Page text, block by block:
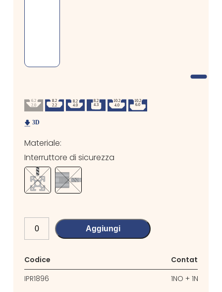
Materiale:
Interruttore di sicurezza
Aggiungi
Codice
IPR1896
Contatto
1NO + 1NC